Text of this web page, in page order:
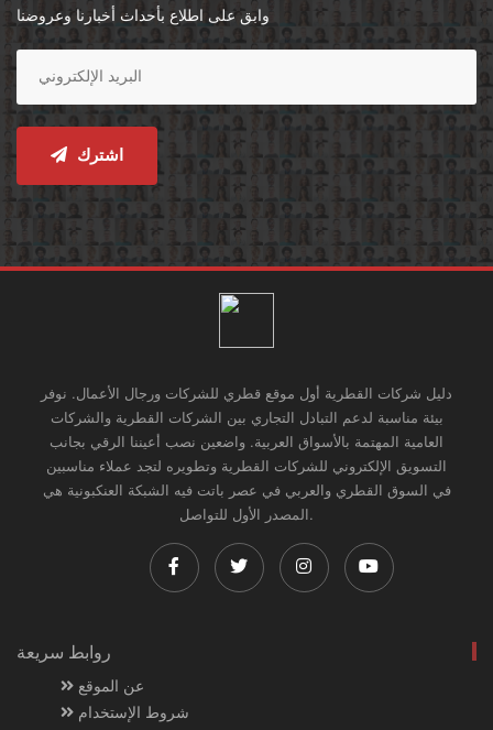
وابق على اطلاع بأحداث أخبارنا وعروضنا
اشترك
دليل شركات القطرية أول موقع قطري للشركات ورجال الأعمال. نوفر
بيئة مناسبة لدعم التبادل التجاري بين الشركات القطرية والشركات
العامية المهتمة بالأسواق العربية. واضعين نصب أعيننا الرقي بجانب
التسويق الإلكتروني للشركات القطرية وتطويره لتجد عملاء مناسبين
في السوق القطري والعربي في عصر باتت فيه الشبكة العنكبونية هي
المصدر الأول للتواصل.
روابط سريعة
عن الموقع
شروط الإستخدام